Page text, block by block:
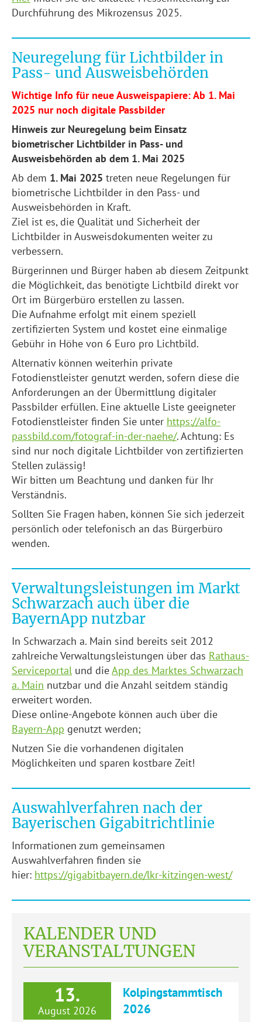
Durchführung des Mikrozensus 2025.
Neuregelung für Lichtbilder in
Pass- und Ausweisbehörden
Wichtige Info für neue Ausweispapiere: Ab 1. Mai
2025 nur noch digitale Passbilder
Hinweis zur Neuregelung beim Einsatz
biometrischer Lichtbilder in Pass- und
Ausweisbehörden ab dem 1. Mai 2025
Ab dem 1. Mai 2025 treten neue Regelungen für
biometrische Lichtbilder in den Pass- und
Ausweisbehörden in Kraft.
Ziel ist es, die Qualität und Sicherheit der
Lichtbilder in Ausweisdokumenten weiter zu
verbessern.
Bürgerinnen und Bürger haben ab diesem Zeitpunkt
die Möglichkeit, das benötigte Lichtbild direkt vor
Ort im Bürgerbüro erstellen zu lassen.
Die Aufnahme erfolgt mit einem speziell
zertifizierten System und kostet eine einmalige
Gebühr in Höhe von 6 Euro pro Lichtbild.
Alternativ können weiterhin private
Fotodienstleister genutzt werden, sofern diese die
Anforderungen an der Übermittlung digitaler
Passbilder erfüllen. Eine aktuelle Liste geeigneter
Fotodienstleister finden Sie unter https://alfo-
passbild.com/fotograf-in-der-naehe/. Achtung: Es
sind nur noch digitale Lichtbilder von zertifizierten
Stellen zulässig!
Wir bitten um Beachtung und danken für Ihr
Verständnis.
Sollten Sie Fragen haben, können Sie sich jederzeit
persönlich oder telefonisch an das Bürgerbüro
wenden.
Verwaltungsleistungen im Markt
Schwarzach auch über die
BayernApp nutzbar
In Schwarzach a. Main sind bereits seit 2012
zahlreiche Verwaltungsleistungen über das Rathaus-
Serviceportal und dieApp des Marktes Schwarzach
a. Main nutzbar und die Anzahl seitdem ständig
erweitert worden.
Diese online-Angebote können auch über die
Bayern-App genutzt werden;
Nutzen Sie die vorhandenen digitalen
Möglichkeiten und sparen kostbare Zeit!
Auswahlverfahren nach der
Bayerischen Gigabitrichtlinie
Informationen zum gemeinsamen
Auswahlverfahren finden sie
hier: https://gigabitbayern.de/lkr-kitzingen-west/
KALENDER UND
VERANSTALTUNGEN
13.
August 2026
Kolpingstammtisch
2026